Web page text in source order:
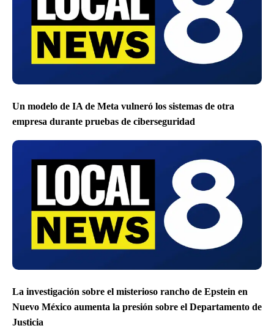
Un modelo de IA de Meta vulneró los sistemas de otra
empresa durante pruebas de ciberseguridad
La investigación sobre el misterioso rancho de Epstein en
Nuevo México aumenta la presión sobre el Departamento de
Justicia